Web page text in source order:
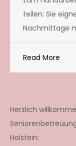
teilen: Sie
Nachmittage
Read More
Herzlich
Holstein: